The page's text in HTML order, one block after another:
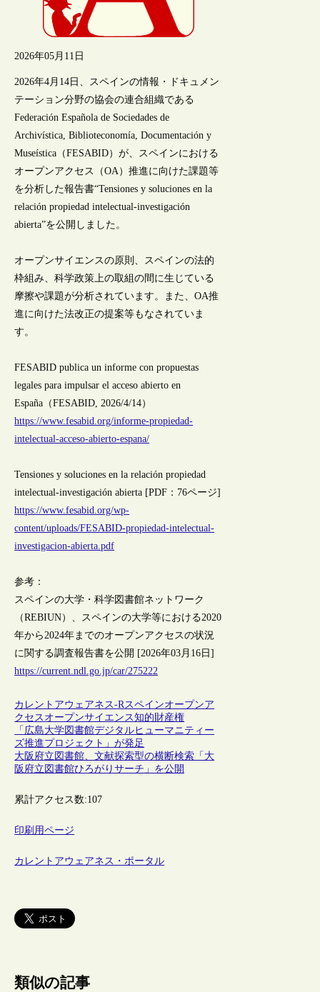
2026年05月11日
2026年4月14日、スペインの情報・ドキュメン
テーション分野の協会の連合組織である
Federación Española de Sociedades de
Archivística, Biblioteconomía, Documentación y
Museística（FESABID）が、スペインにおける
オープンアクセス（OA）推進に向けた課題等
を分析した報告書“Tensiones y soluciones en la
relación propiedad intelectual-investigación
abierta”を公開しました。
オープンサイエンスの原則、スペインの法的
枠組み、科学政策上の取組の間に生じている
摩擦や課題が分析されています。また、OA推
進に向けた法改正の提案等もなされていま
す。
FESABID publica un informe con propuestas
legales para impulsar el acceso abierto en
España（FESABID, 2026/4/14）
https://www.fesabid.org/informe-propiedad-
intelectual-acceso-abierto-espana/
Tensiones y soluciones en la relación propiedad
intelectual-investigación abierta [PDF：76ページ]
https://www.fesabid.org/wp-
content/uploads/FESABID-propiedad-intelectual-
investigacion-abierta.pdf
参考：
スペインの大学・科学図書館ネットワーク
（REBIUN）、スペインの大学等における2020
年から2024年までのオープンアクセスの状況
に関する調査報告書を公開 [2026年03月16日]
https://current.ndl.go.jp/car/275222
カレントアウェアネス-R スペインオープンア
クセス オープンサイエンス知的財産権
「広島大学図書館デジタルヒューマニティー
ズ推進プロジェクト」が発足
大阪府立図書館、文献探索型の横断検索「大
阪府立図書館ひろがりサーチ」を公開
累計アクセス数:107
印刷用ページ
カレントアウェアネス・ポータル
類似の記事